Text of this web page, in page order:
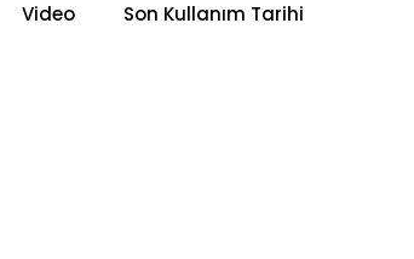
Video Son Kullanım Tarihi